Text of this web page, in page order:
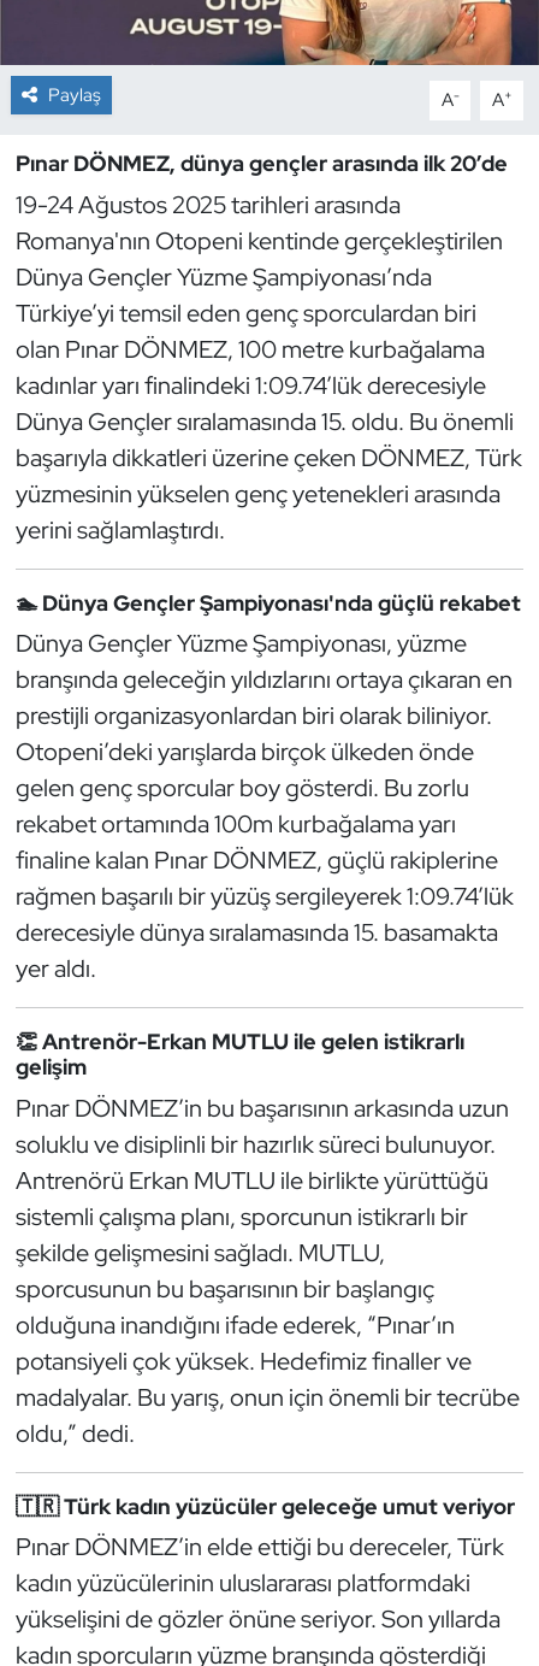
Paylaş A- A+
Pınar DÖNMEZ, dünya gençler arasında ilk 20’de
19-24 Ağustos 2025 tarihleri arasında
Romanya'nın Otopeni kentinde gerçekleştirilen
Dünya Gençler Yüzme Şampiyonası’nda
Türkiye’yi temsil eden genç sporculardan biri
olan Pınar DÖNMEZ, 100 metre kurbağalama
kadınlar yarı finalindeki 1:09.74’lük derecesiyle
Dünya Gençler sıralamasında 15. oldu. Bu önemli
başarıyla dikkatleri üzerine çeken DÖNMEZ, Türk
yüzmesinin yükselen genç yetenekleri arasında
yerini sağlamlaştırdı.
🏊 Dünya Gençler Şampiyonası'nda güçlü rekabet
Dünya Gençler Yüzme Şampiyonası, yüzme
branşında geleceğin yıldızlarını ortaya çıkaran en
prestijli organizasyonlardan biri olarak biliniyor.
Otopeni’deki yarışlarda birçok ülkeden önde
gelen genç sporcular boy gösterdi. Bu zorlu
rekabet ortamında 100m kurbağalama yarı
finaline kalan Pınar DÖNMEZ, güçlü rakiplerine
rağmen başarılı bir yüzüş sergileyerek 1:09.74’lük
derecesiyle dünya sıralamasında 15. basamakta
yer aldı.
👏 Antrenör-Erkan MUTLU ile gelen istikrarlı
gelişim
Pınar DÖNMEZ’in bu başarısının arkasında uzun
soluklu ve disiplinli bir hazırlık süreci bulunuyor.
Antrenörü Erkan MUTLU ile birlikte yürüttüğü
sistemli çalışma planı, sporcunun istikrarlı bir
şekilde gelişmesini sağladı. MUTLU,
sporcusunun bu başarısının bir başlangıç
olduğuna inandığını ifade ederek, “Pınar’ın
potansiyeli çok yüksek. Hedefimiz finaller ve
madalyalar. Bu yarış, onun için önemli bir tecrübe
oldu,” dedi.
🇹🇷 Türk kadın yüzücüler geleceğe umut veriyor
Pınar DÖNMEZ’in elde ettiği bu dereceler, Türk
kadın yüzücülerinin uluslararası platformdaki
yükselişini de gözler önüne seriyor. Son yıllarda
kadın sporcuların yüzme branşında gösterdiği
Dağcılık
Dans Sporları
Dövüş Sanatı
E-Spor
Eskrim
Futbol
Futsal
Genel
Golf
Güreş
Halter
Hava Sporları
Hentbol
İşitme Engelli Sporcular
Judo ve Kuraş
Kano ve Rafting
Kempo
Kick Boks
Kürek
Masa Tenisi
Modern Pentatlon
Muay Thai
Okçuluk
Optimist